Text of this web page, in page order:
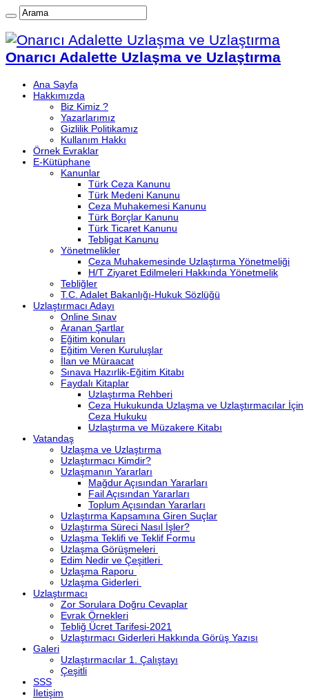
Onarıcı Adalette Uzlaşma ve Uzlaştırma
Ana Sayfa
Hakkımızda
Biz Kimiz ?
Yazarlarımız
Gizlilik Politikamız
Kullanım Hakkı
Örnek Evraklar
E-Kütüphane
Kanunlar
Türk Ceza Kanunu
Türk Medeni Kanunu
Ceza Muhakemesi Kanunu
Türk Borçlar Kanunu
Türk Ticaret Kanunu
Tebligat Kanunu
Yönetmelikler
Ceza Muhakemesinde Uzlaştırma Yönetmeliği
H/T Ziyaret Edilmeleri Hakkında Yönetmelik
Tebliğler
T.C. Adalet Bakanlığı-Hukuk Sözlüğü
Uzlaştırmacı Adayı
Online Sınav
Aranan Şartlar
Eğitim konuları
Eğitim Veren Kuruluşlar
İlan ve Müraacat
Sınava Hazırlik-Eğitim Kitabı
Faydalı Kitaplar
Uzlaştırma Rehberi
Ceza Hukukunda Uzlaşma ve Uzlaştırmacılar İçin
Ceza Hukuku
Uzlaştırma ve Müzakere Kitabı
Vatandaş
Uzlaşma ve Uzlaştırma
Uzlaştırmacı Kimdir?
Uzlaşmanın Yararları
Mağdur Açısından Yararları
Fail Açısından Yararları
Toplum Açısından Yararları
Uzlaştırma Kapsamına Giren Suçlar
Uzlaştırma Süreci Nasıl İşler?
Uzlaşma Teklifi ve Teklif Formu
Uzlaşma Görüşmeleri
Edim Nedir ve Çeşitleri
Uzlaşma Raporu
Uzlaşma Giderleri
Uzlaştırmacı
Zor Sorulara Doğru Cevaplar
Evrak Örnekleri
Tebliğ Ücret Tarifesi-2021
Uzlaştırmacı Giderleri Hakkında Görüş Yazısı
Galeri
Uzlaştırmacılar 1. Çalıştayı
Çeşitli
SSS
İletişim